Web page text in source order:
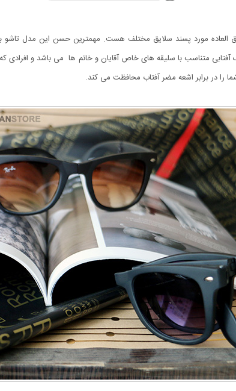
العاده مورد پسند سلایق مختلف هست. مهمترین حسن این مدل
متناسب با سلیقه های خاص آقایان و خانم ها می باشد و افرادی